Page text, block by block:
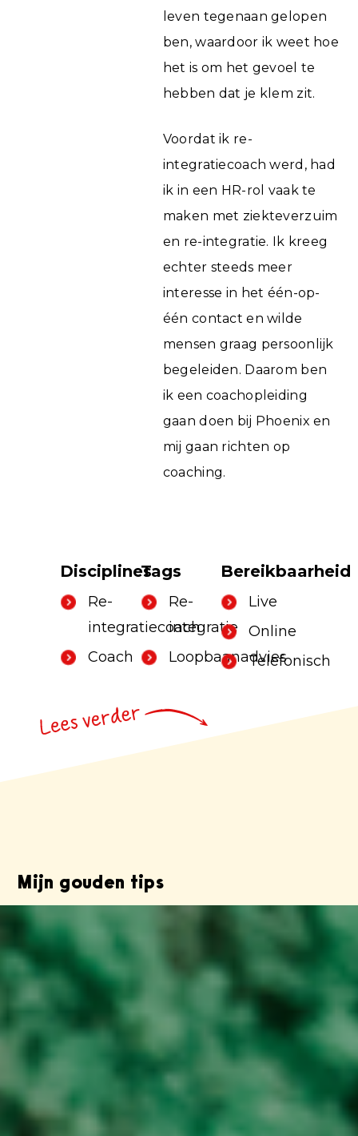
leven tegenaan gelopen
ben, waardoor ik weet hoe
het is om het gevoel te
hebben dat je klem zit.
Voordat ik re-
integratiecoach werd, had
ik in een HR-rol vaak te
maken met ziekteverzuim
en re-integratie. Ik kreeg
echter steeds meer
interesse in het één-op-
één contact en wilde
mensen graag persoonlijk
begeleiden. Daarom ben
ik een coachopleiding
gaan doen bij Phoenix en
mij gaan richten op
coaching.
Disciplines
Re-
integratiecoach
Coach
Tags
Re-
integratie
Loopbaanadvies
Bereikbaarheid
Live
Online
Telefonisch
Mijn gouden tips
Maak van je hart geen moordkuil: deel wat er in
je omgaat. Durf te leunen: je hoeft het niet
allemaal alleen te doen.
Persoonlijke interesses
Ik word heel blij van Zweden: de rust, de natuur
met veel bomen en meren. Ook breng ik graag
tijd door met vrienden, familie en mijn kinderen.